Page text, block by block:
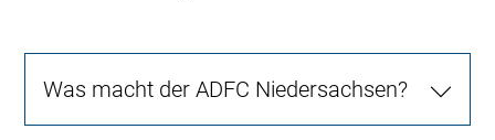
Was macht der ADFC Niedersachsen?